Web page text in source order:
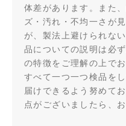
体差があります。また
ズ・汚れ・不均一さが
が、製法上避けられな
品についての説明は必
の特徴をご理解の上で
すべて一つ一つ検品を
届けできるよう努めて
点がございましたら、